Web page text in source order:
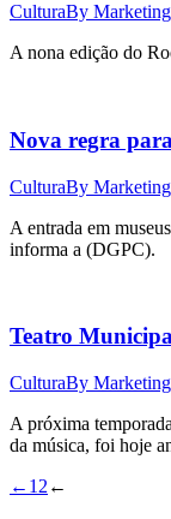
CulturaBy Marketing
A nona edição do
Nova regra
CulturaBy Marketing
A entrada em
informa a (DGPC).
Teatro
CulturaBy Marketing
A próxima
da música, foi hoje
← 1 2 ←